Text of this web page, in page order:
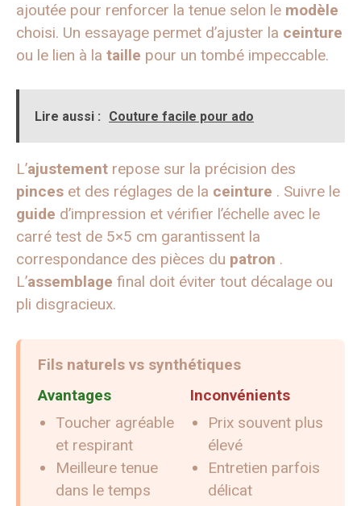
ajoutée pour renforcer la tenue selon le modèle
choisi. Un essayage permet d’ajuster la ceinture
ou le lien à la taille pour un tombé impeccable.
Lire aussi : Couture facile pour ado
L’ajustement repose sur la précision des
pinces et des réglages de la ceinture . Suivre le
guide d’impression et vérifier l’échelle avec le
carré test de 5×5 cm garantissent la
correspondance des pièces du patron .
L’assemblage final doit éviter tout décalage ou
pli disgracieux.
Fils naturels vs synthétiques
Avantages
Toucher agréable
et respirant
Meilleure tenue
dans le temps
Inconvénients
Prix souvent plus
élevé
Entretien parfois
délicat